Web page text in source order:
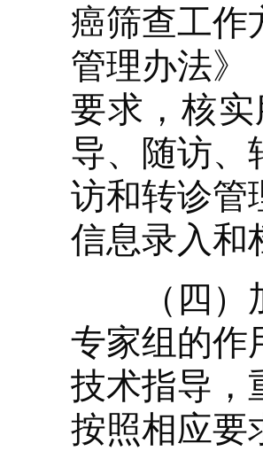
癌筛查工作
管理办法》
要求，核
导、随访、
访和转诊管
信息录入和
（四）加
专家组的作
技术指导，
按照相应要